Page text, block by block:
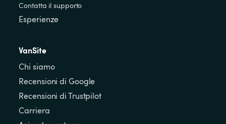
Contatta il supporto
Esperienze
VanSite
Chi siamo
Recensioni di Google
Recensioni di Trustpilot
Carriera